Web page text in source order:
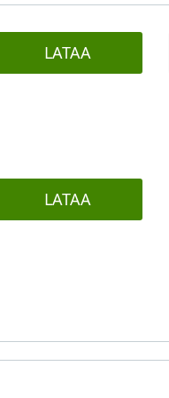
LATAA
LATAA